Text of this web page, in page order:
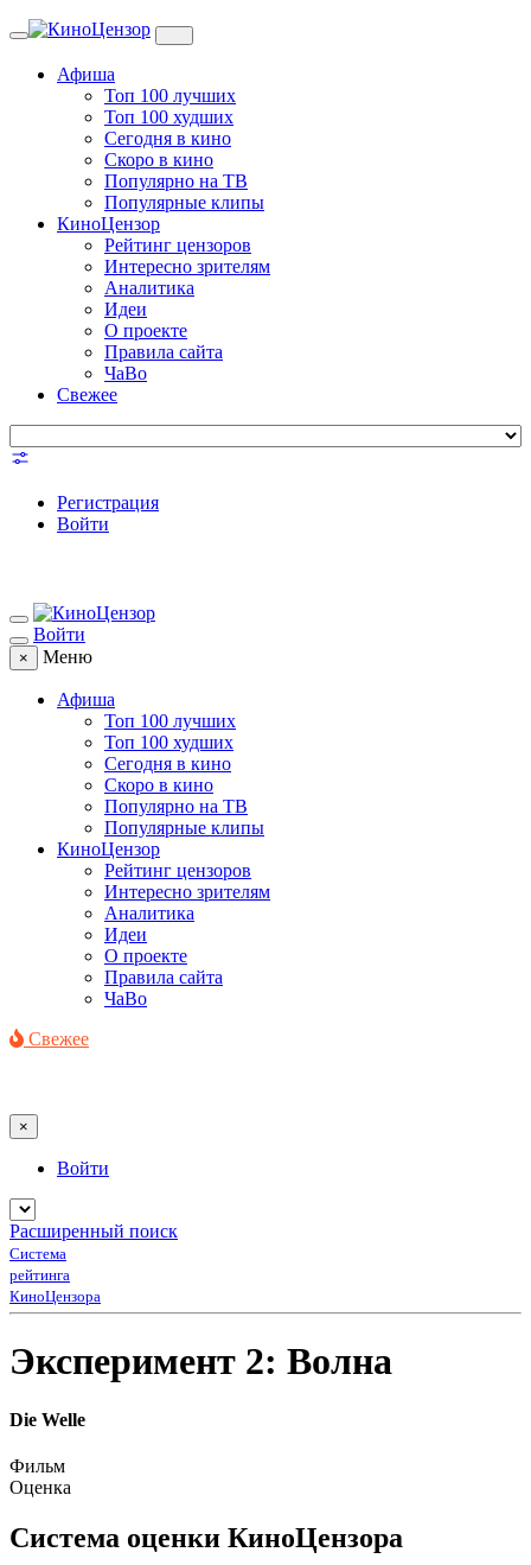
Toggle
Афиша
Топ 100 лучших
Топ 100 худших
Сегодня в кино
Скоро в кино
Популярно на ТВ
Популярные клипы
КиноЦензор
Рейтинг цензоров
Интересно зрителям
Аналитика
Идеи
О проекте
Правила сайта
ЧаВо
Свежее
Регистрация
Войти
Войти
× Меню
Афиша
Топ 100 лучших
Топ 100 худших
Сегодня в кино
Скоро в кино
Популярно на ТВ
Популярные клипы
КиноЦензор
Рейтинг цензоров
Интересно зрителям
Аналитика
Идеи
О проекте
Правила сайта
ЧаВо
Свежее
×
Войти
Расширенный поиск
Система
рейтинга
КиноЦензора
Эксперимент 2: Волна
Die Welle
Фильм
Оценка
Система оценки КиноЦензора